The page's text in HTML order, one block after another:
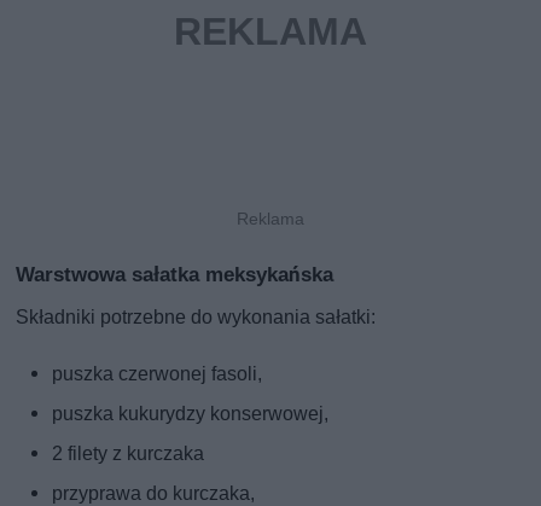
Warstwowa sałatka meksykańska
Składniki potrzebne do wykonania sałatki:
puszka czerwonej fasoli,
puszka kukurydzy konserwowej,
2 filety z kurczaka
przyprawa do kurczaka,